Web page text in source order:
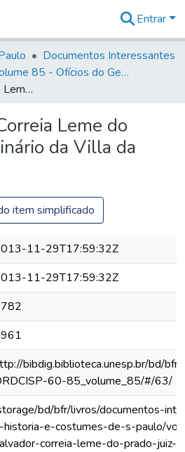
&
Coleções
Tudo na
Biblioteca
Estatísticas
Entrar
Documentos Interessantes
Volume 85 - Ofícios do General Francisco da Cunha Menezes (Governador da Capitania): 1782- 1786
Para Salvador Correia Leme do Prado, Juiz Ordinário da Villa da Faxina.
Leme do
da Villa da
item simplificado
11-29T17:59:32Z
11-29T17:59:32Z
bibdig.biblioteca.unesp.br/bd/
60-85_volume_85/#/63/
bd/bfr/livros/documentos-
historia-e-costumes-de-s-paulo/
correia-leme-do-prado-juiz-